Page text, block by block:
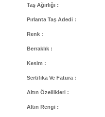
Taş Ağırlığı :
Pırlanta Taş Adedi :
Renk :
Berraklık :
Kesim :
Sertifika Ve Fatura :
Altın Özellikleri :
Altın Rengi :